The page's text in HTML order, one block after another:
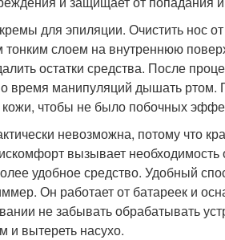
для эпиляции. Очистить нос
слоем на внутреннюю
остатки средства. После
время манипуляций дышать ртом.
чтобы не было побочных
невозможна, потому что
вызывает
удобное средство. Удобный
Он работает от батареек и
не забывать обрабатывать
вытереть насухо.